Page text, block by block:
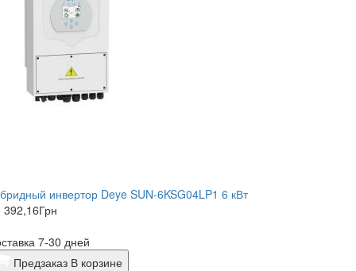
инвертор Deye SUN-6KSG04LP1 6 кВт
392,16Грн
7-30 дней
Предзаказ В корзине